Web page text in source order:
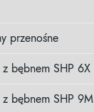
przenośne
z bębnem SHP 6X
z bębnem SHP 9M